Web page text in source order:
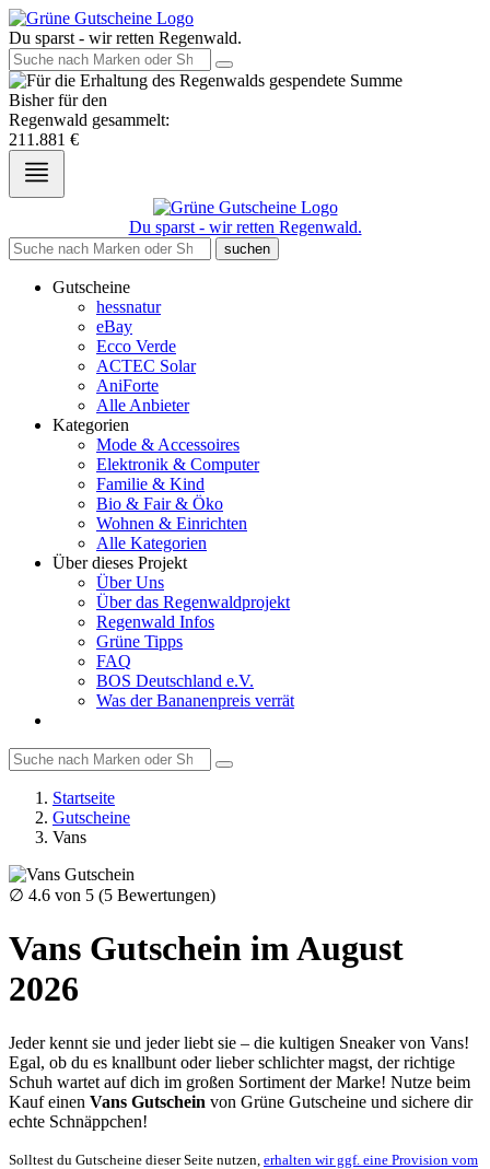
Du sparst - wir retten Regenwald.
Bisher für den
Regenwald gesammelt:
211.881 €
Du sparst - wir retten Regenwald.
suchen
Gutscheine
hessnatur
eBay
Ecco Verde
ACTEC Solar
AniForte
Alle Anbieter
Kategorien
Mode & Accessoires
Elektronik & Computer
Familie & Kind
Bio & Fair & Öko
Wohnen & Einrichten
Alle Kategorien
Über dieses Projekt
Über Uns
Über das Regenwaldprojekt
Regenwald Infos
Grüne Tipps
FAQ
BOS Deutschland e.V.
Was der Bananenpreis verrät
Startseite
Gutscheine
Vans
∅ 4.6 von 5 (5 Bewertungen)
Vans Gutschein im August
2026
Jeder kennt sie und jeder liebt sie – die kultigen Sneaker von Vans!
Egal, ob du es knallbunt oder lieber schlichter magst, der richtige
Schuh wartet auf dich im großen Sortiment der Marke! Nutze beim
Kauf einen Vans Gutschein von Grüne Gutscheine und sichere dir
echte Schnäppchen!
Solltest du Gutscheine dieser Seite nutzen, erhalten wir ggf. eine Provision vom